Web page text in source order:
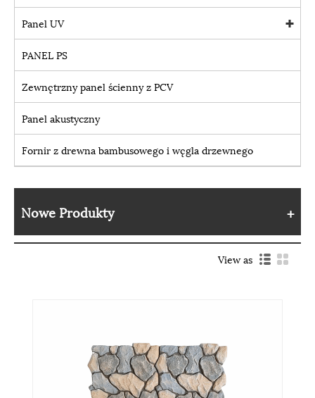
Panel UV
PANEL PS
Zewnętrzny panel ścienny z PCV
Panel akustyczny
Fornir z drewna bambusowego i węgla drzewnego
Nowe Produkty
View as